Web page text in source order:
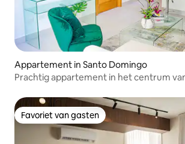
Appartement in Santo Domingo
Prachtig appartement in het centrum
Favoriet van gasten
Favoriet van gasten